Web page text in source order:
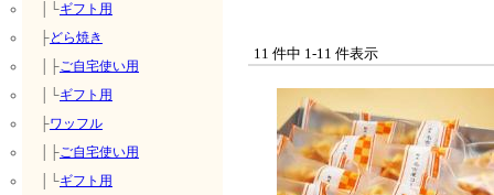
│└ギフト用
├どら焼き
│├ご自宅使い用
│└ギフト用
├ワッフル
│├ご自宅使い用
│└ギフト用
11 件中 1-11 件表示